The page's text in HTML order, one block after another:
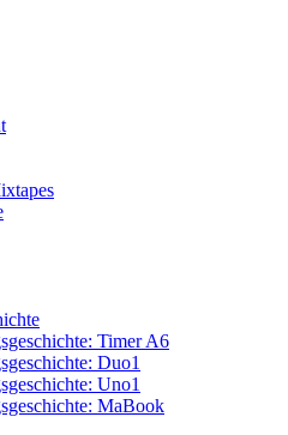
Timer A6
Duo1
Uno1
MaBook